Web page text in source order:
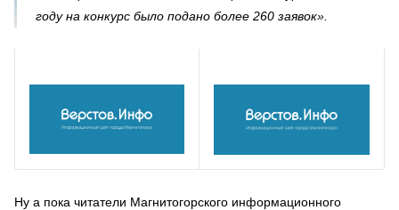
году на конкурс было подано более 260 заявок».
Ну а пока читатели Магнитогорского информационного